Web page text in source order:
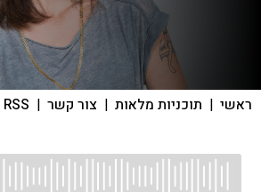
ראשי | תוכניות מלאות | צור קשר |
RSS